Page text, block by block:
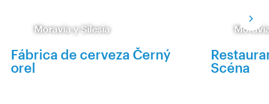
Moravia y Silesia
Fábrica de cerveza Černý
orel
Scéna